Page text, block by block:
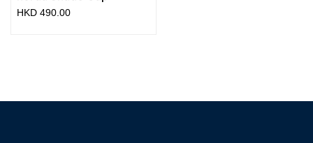
HKD 490.00